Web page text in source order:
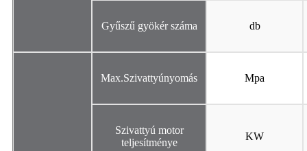
Gyűszű gyökér száma db
Max.Szivattyúnyomás Mpa
Szivattyú motor
teljesítménye
KW